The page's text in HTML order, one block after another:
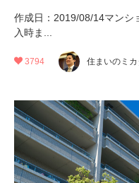
作成日：2019/08/14マンシ
入時ま...
3794 住まいのミ